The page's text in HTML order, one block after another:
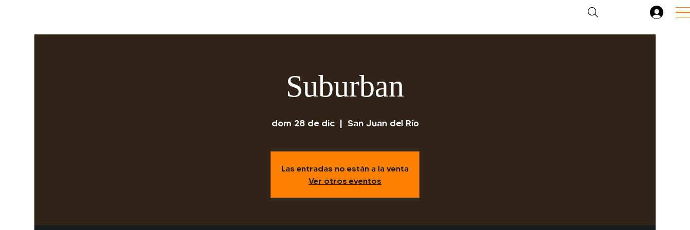
Suburban
dom 28 de dic
  |
San Juan del Río
Las entradas no están a la venta
Ver otros eventos